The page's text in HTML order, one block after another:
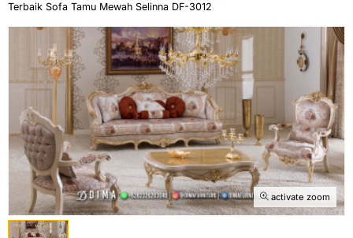
Terbaik Sofa Tamu Mewah Selinna DF-3012
activate zoom